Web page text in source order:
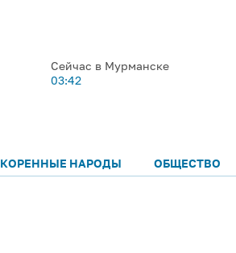
Сейчас в Мурманске
03:42
КОРЕННЫЕ НАРОДЫ ОБЩЕСТВО